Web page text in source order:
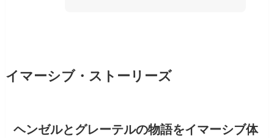
イマーシブ・ストーリーズ
ヘンゼルとグレーテルの物語をイマーシブ体